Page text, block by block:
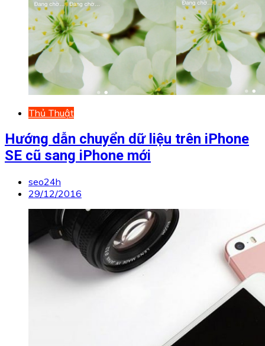
Thủ Thuật
Hướng dẫn chuyển dữ liệu trên iPhone
SE cũ sang iPhone mới
seo24h
29/12/2016